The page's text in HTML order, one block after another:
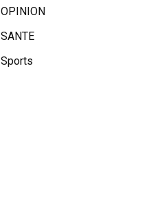
OPINION
SANTE
Sports